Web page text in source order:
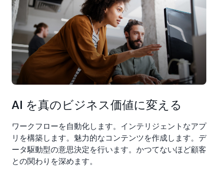
AI を真のビジネス価値に変える
ワークフローを自動化します。インテリジェントなアプ
リを構築します。魅力的なコンテンツを作成します。デ
ータ駆動型の意思決定を行います。かつてないほど顧客
との関わりを深めます。